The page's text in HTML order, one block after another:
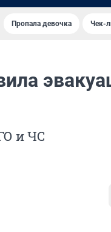
Пропала девочка Чек-
и ЧС